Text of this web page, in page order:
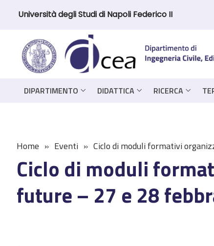
Università degli Studi di Napoli Federico II
DIPARTIMENTO DIDATTICA RICERCA
Home Eventi Ciclo di moduli formativi
Ciclo di moduli
future – 27 e 28